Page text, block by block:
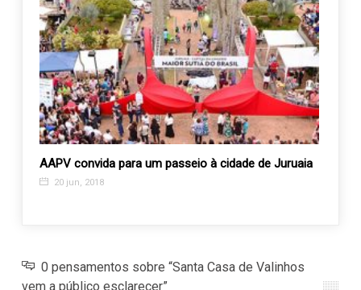
AAPV convida para um passeio à cidade de Juruaia
20 jun, 2018
0 pensamentos sobre “Santa Casa de Valinhos
vem a público esclarecer”